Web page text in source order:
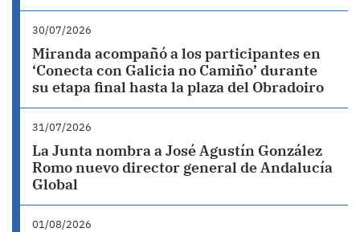
30/07/2026
Miranda acompañó a los participantes en
‘Conecta con Galicia no Camiño’ durante
su etapa final hasta la plaza del Obradoiro
31/07/2026
La Junta nombra a José Agustín González
Romo nuevo director general de Andalucía
Global
01/08/2026